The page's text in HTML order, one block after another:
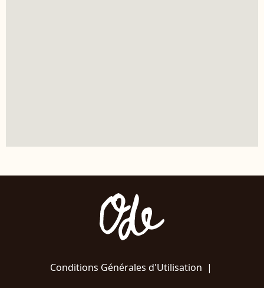
Conditions Générales d'Utilisation |